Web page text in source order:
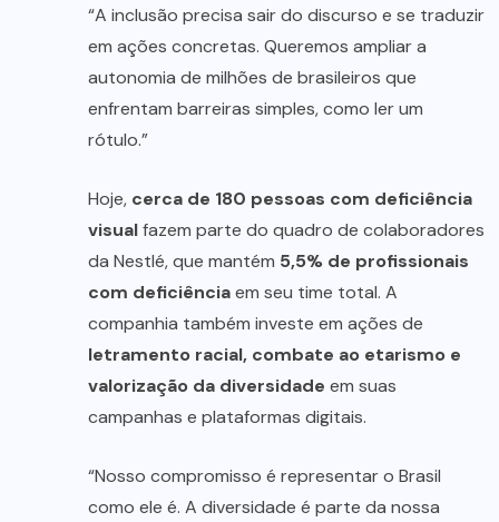
“A inclusão precisa sair do discurso e se traduzir
em ações concretas. Queremos ampliar a
autonomia de milhões de brasileiros que
enfrentam barreiras simples, como ler um
rótulo.”
Hoje, cerca de 180 pessoas com deficiência
visualfazem parte do quadro de colaboradores
da Nestlé, que mantém 5,5% de profissionais
com deficiênciaem seu time total. A
companhia também investe em ações de
letramento racial, combate ao etarismo e
valorização da diversidade em suas
campanhas e plataformas digitais.
“Nosso compromisso é representar o Brasil
como ele é. A diversidade é parte da nossa